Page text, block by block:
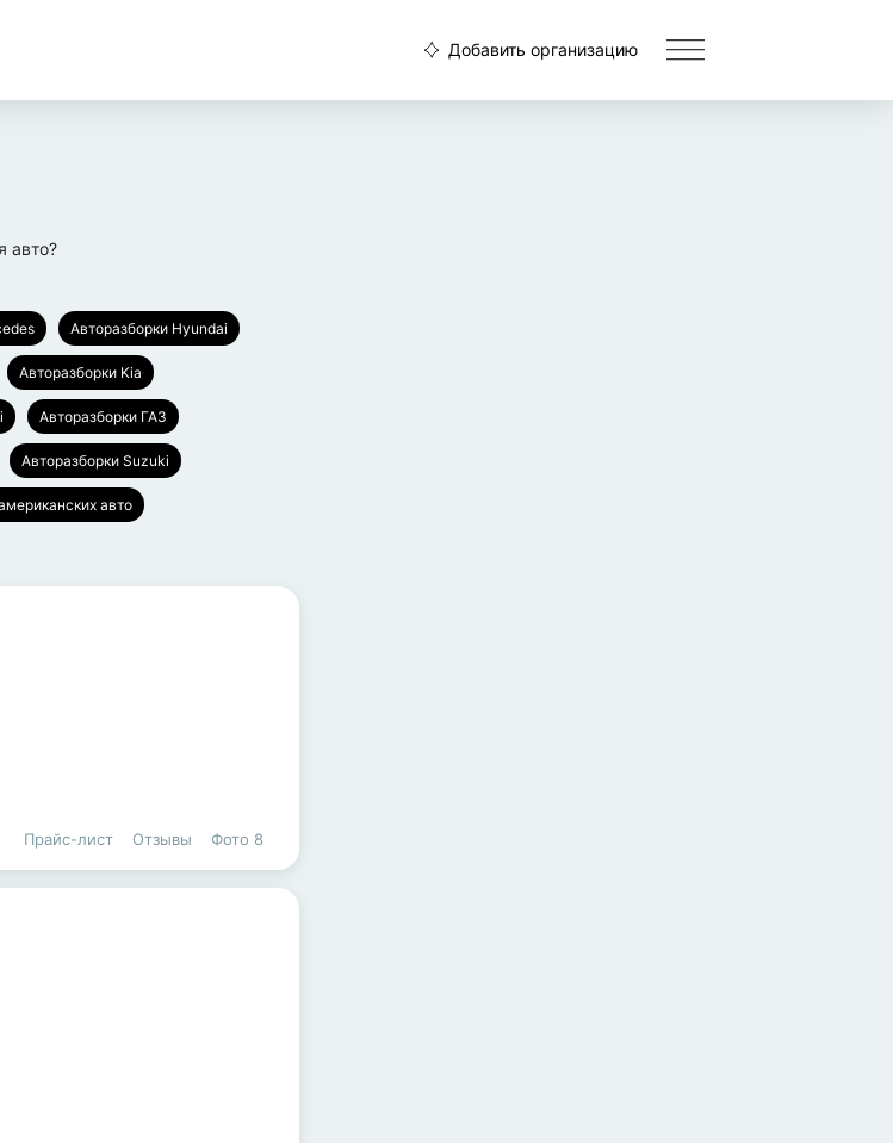
Добавить организацию
авто?
Авторазборки Hyundai
Авторазборки Kia
Авторазборки ГАЗ
Авторазборки Suzuki
авто
Прайс-лист Отзывы Фото 8